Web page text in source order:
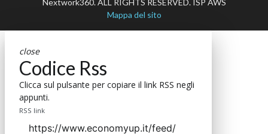
Mappa del sito
close
Codice Rss
Clicca sul pulsante per copiare il link RSS negli
appunti.
RSS link